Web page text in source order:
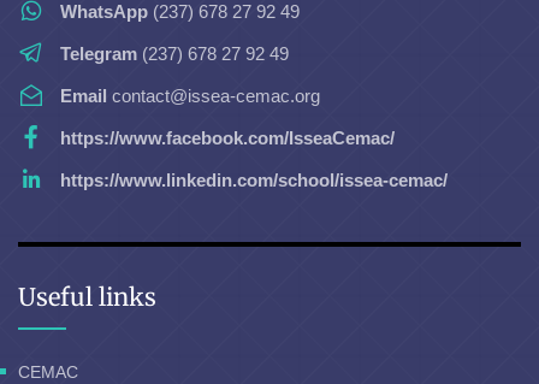
WhatsApp (237) 678 27 92 49
Telegram (237) 678 27 92 49
Email contact@issea-cemac.org
https://www.facebook.com/IsseaCemac/
https://www.linkedin.com/school/issea-cemac/
Useful links
CEMAC